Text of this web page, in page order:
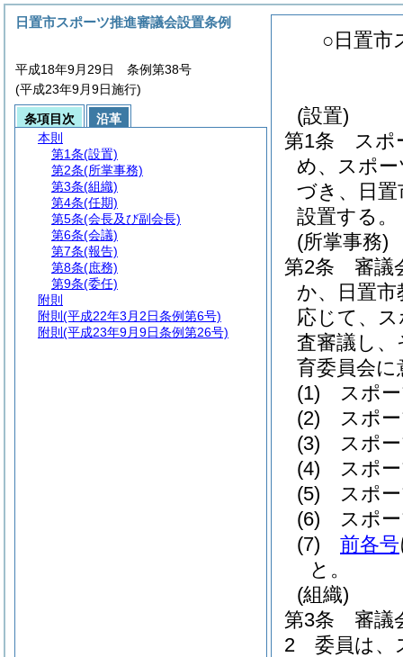
○日置市
(設置)
第1条
スポ
め、スポ
づき、日
設置する。
(所掌事務)
第2条
審議
か、日置市
応じて、
査審議し
育委員会
(1)
スポ
(2)
スポ
(3)
スポ
(4)
スポ
(5)
スポ
(6)
スポ
(7)
前各号
と。
(組織)
第3条
審議
2
委員は、
日置市スポーツ推進審議会設置条例
平成18年9月29日 条例第38号
(平成23年9月9日施行)
条項目次
沿革
本則
第1条(設置)
第2条(所掌事務)
第3条(組織)
第4条(任期)
第5条(会長及び副会長)
第6条(会議)
第7条(報告)
第8条(庶務)
第9条(委任)
附則
附則 (平成22年3月2日条例第6号)
附則 (平成23年9月9日条例第26号)